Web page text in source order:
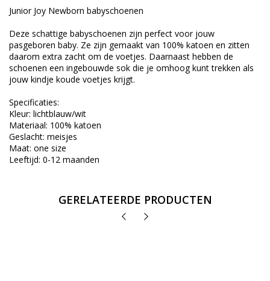
Junior Joy Newborn babyschoenen
Deze schattige babyschoenen zijn perfect voor jouw
pasgeboren baby. Ze zijn gemaakt van 100% katoen en zitten
daarom extra zacht om de voetjes. Daarnaast hebben de
schoenen een ingebouwde sok die je omhoog kunt trekken als
jouw kindje koude voetjes krijgt.
Specificaties:
Kleur: lichtblauw/wit
Materiaal: 100% katoen
Geslacht: meisjes
Maat: one size
Leeftijd: 0-12 maanden
GERELATEERDE PRODUCTEN